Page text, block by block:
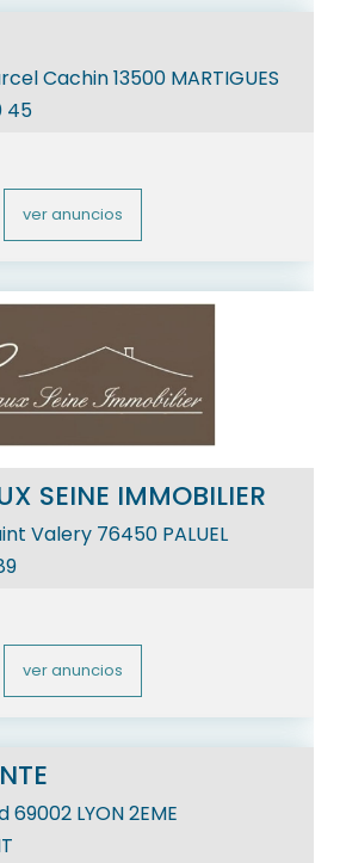
Cachin13500 MARTIGUES
45
ver anuncios
SEINE IMMOBILIER
Valery 76450 PALUEL
ver anuncios
69002 LYON 2EME